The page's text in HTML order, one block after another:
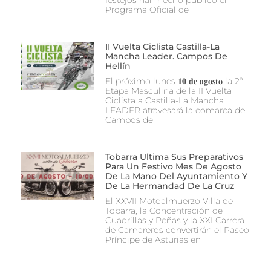
Programa Oficial de
II Vuelta Ciclista Castilla-La
Mancha Leader. Campos De
Hellín
El próximo lunes 𝟏𝟎 𝐝𝐞 𝐚𝐠𝐨𝐬𝐭𝐨 la 2ª
Etapa Masculina de la II Vuelta
Ciclista a Castilla-La Mancha
LEADER atravesará la comarca de
Campos de
Tobarra Ultima Sus Preparativos
Para Un Festivo Mes De Agosto
De La Mano Del Ayuntamiento Y
De La Hermandad De La Cruz
El XXVII Motoalmuerzo Villa de
Tobarra, la Concentración de
Cuadrillas y Peñas y la XXI Carrera
de Camareros convertirán el Paseo
Príncipe de Asturias en